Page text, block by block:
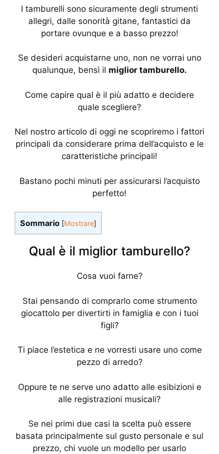
I tamburelli sono sicuramente degli strumenti
allegri, dalle sonorità gitane, fantastici da
portare ovunque e a basso prezzo!
Se desideri acquistarne uno, non ne vorrai uno
qualunque, bensì il miglior tamburello.
Come capire qual è il più adatto e decidere
quale scegliere?
Nel nostro articolo di oggi ne scopriremo i fattori
principali da considerare prima dell’acquisto e le
caratteristiche principali!
Bastano pochi minuti per assicurarsi l’acquisto
perfetto!
Sommario [Mostrare]
Qual è il miglior tamburello?
Cosa vuoi farne?
Stai pensando di comprarlo come strumento
giocattolo per divertirti in famiglia e con i tuoi
figli?
Ti piace l’estetica e ne vorresti usare uno come
pezzo di arredo?
Oppure te ne serve uno adatto alle esibizioni e
alle registrazioni musicali?
Se nei primi due casi la scelta può essere
basata principalmente sul gusto personale e sul
prezzo, chi vuole un modello per usarlo